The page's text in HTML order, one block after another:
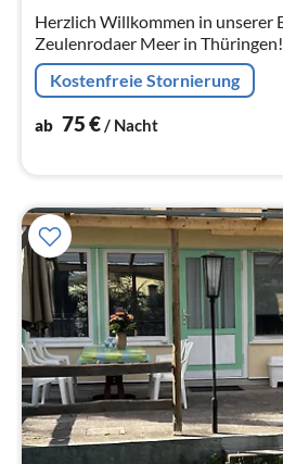
Herzlich Willkommen in unserer
Zeulenrodaer Meer in
für Naturliebhaber, für alle die
suchen.
Kostenfreie Stornierung
ab 75€/ Nacht